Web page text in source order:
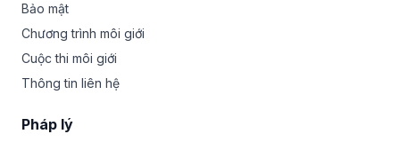
Bảo mật
Chương trình môi giới
Cuộc thi môi giới
Thông tin liên hệ
Pháp lý